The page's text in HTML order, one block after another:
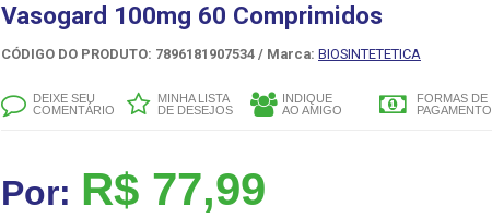
Vasogard 100mg 60 Comprimidos
CÓDIGO DO PRODUTO: 7896181907534 / Marca: BIOSINTETETICA
DEIXE SEU
COMENTÁRIO
MINHA LISTA
DE DESEJOS
INDIQUE
AO AMIGO
FORMAS DE
PAGAMENTO
Por: R$ 77,99